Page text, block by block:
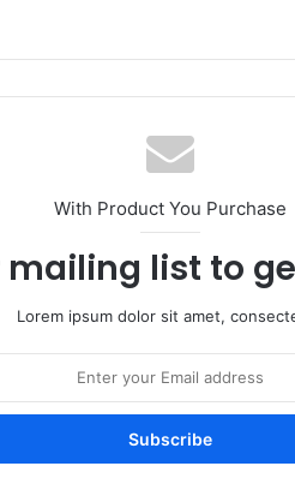
With Product You Purchase
mailing list to
Lorem ipsum dolor sit amet,